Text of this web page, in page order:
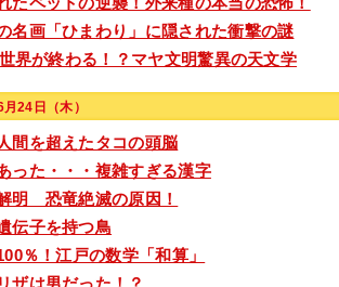
名画「ひまわり」に隠された衝撃の謎
界が終わる！？マヤ文明驚異の天文学
24日（木）
間を超えたタコの頭脳
った・・・複雑すぎる漢字
明 恐竜絶滅の原因！
伝子を持つ鳥
％！江戸の数学「和算」
ザは男だった！？